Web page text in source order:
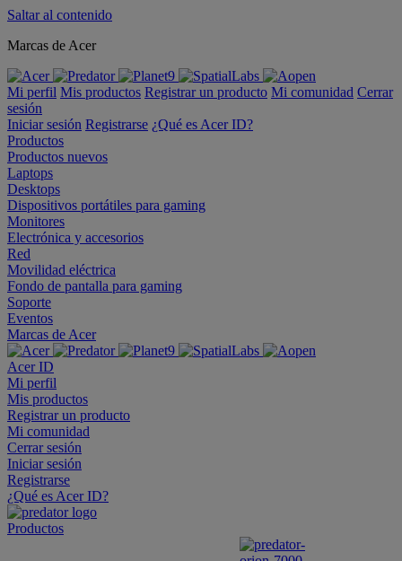
Saltar al contenido
Marcas de Acer
Mi perfil Mis productos Registrar un producto Mi comunidad Cerrar
sesión
Iniciar sesión Registrarse ¿Qué es Acer ID?
Productos
Productos nuevos
Laptops
Desktops
Dispositivos portátiles para gaming
Monitores
Electrónica y accesorios
Red
Movilidad eléctrica
Fondo de pantalla para gaming
Soporte
Eventos
Marcas de Acer
Acer ID
Mi perfil
Mis productos
Registrar un producto
Mi comunidad
Cerrar sesión
Iniciar sesión
Registrarse
¿Qué es Acer ID?
Productos